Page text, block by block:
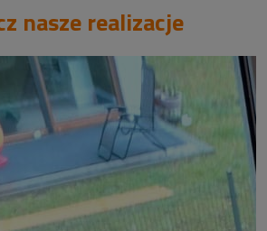
nasze realizacje